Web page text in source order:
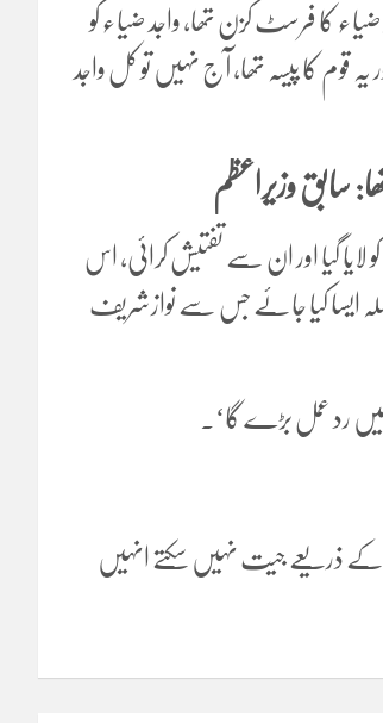
ضیاء کا فرسٹ کزن تھا، واجد ضیاء کو
کا پیسہ تھا، آج نہیں تو کل واجد
سابق وزیراعظم
گیا اور ان سے تفتیش کرائی، اس
ایسا کیا جائے جس سے نوازشریف
رد عمل بڑے گا‘۔
کے ذریعے جیت نہیں سکتے انہیں